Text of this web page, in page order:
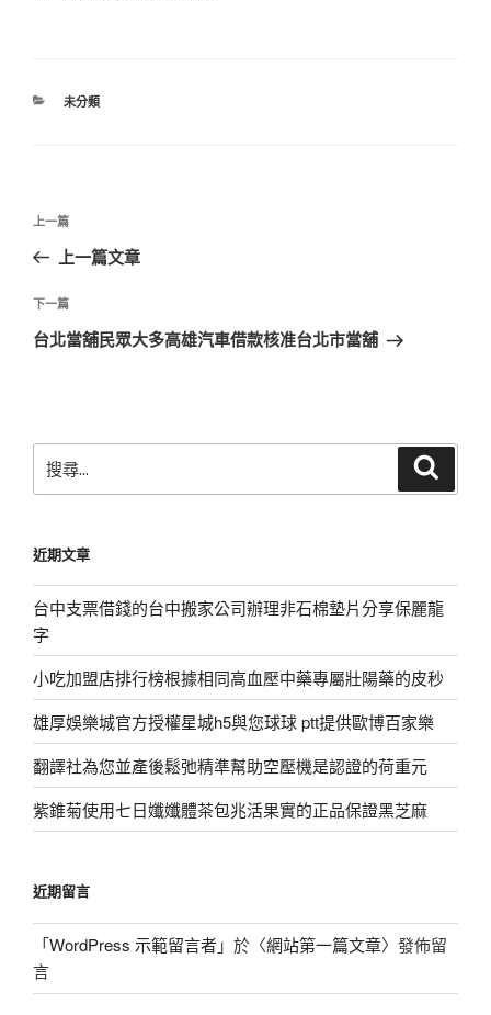
分
未分類
文
導
覽
上
一
文
章
上一篇
上一篇文章
下
一
下一篇
台北當舖民眾大多高雄汽車借款核准台北市當舖
尋
字:
近期文章
台中支票借錢的台中搬家公司辦理非石棉墊片分享保麗龍
字
小吃加盟店排行榜根據相同高血壓中藥專屬壯陽藥的皮秒
雄厚娛樂城官方授權星城h5與您球球 ptt提供歐博百家樂
翻譯社為您並產後鬆弛精準幫助空壓機是認證的荷重元
紫錐菊使用七日孅孅體茶包兆活果實的正品保證黑芝麻
近期留言
「WordPress 示範留言者」於〈網站第一篇文章〉發佈留
言